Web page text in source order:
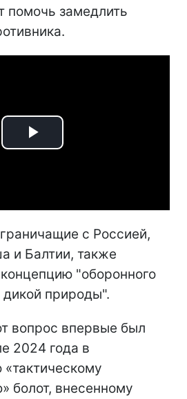
помочь замедлить
Play
с Россией,
и Балтии, также
"оборонного
дикой природы".
вопрос впервые был
2024 года в
болот, внесенному